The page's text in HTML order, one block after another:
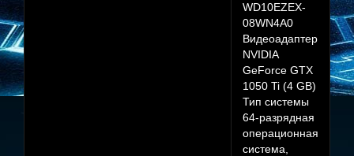
WD10EZEX-
08WN4A0
Видеоадаптер
NVIDIA
GeForce GTX
1050 Ti (4 GB)
Тип системы
64-разрядная
операционная
система,